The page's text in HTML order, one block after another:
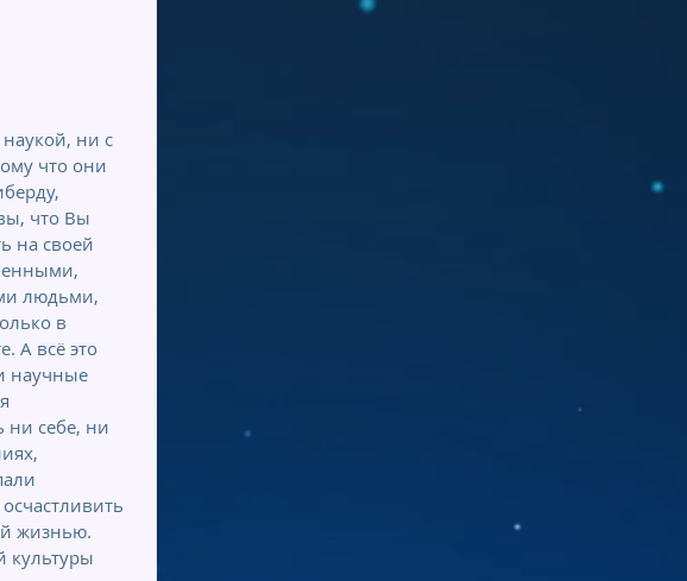
ни с
что они
что Вы
на своей
людьми,
в
А всё это
научные
ни себе, ни
жизнью.
культуры